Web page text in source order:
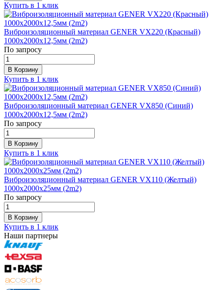
Купить в 1 клик
Виброизоляционный материал GENER VX220 (Красный)
1000х2000х12,5мм (2m2)
По запросу
В Корзину
Купить в 1 клик
Виброизоляционный материал GENER VX850 (Синий)
1000х2000х12,5мм (2m2)
По запросу
В Корзину
Купить в 1 клик
Виброизоляционный материал GENER VX110 (Желтый)
1000х2000х25мм (2m2)
По запросу
В Корзину
Купить в 1 клик
Наши партнеры